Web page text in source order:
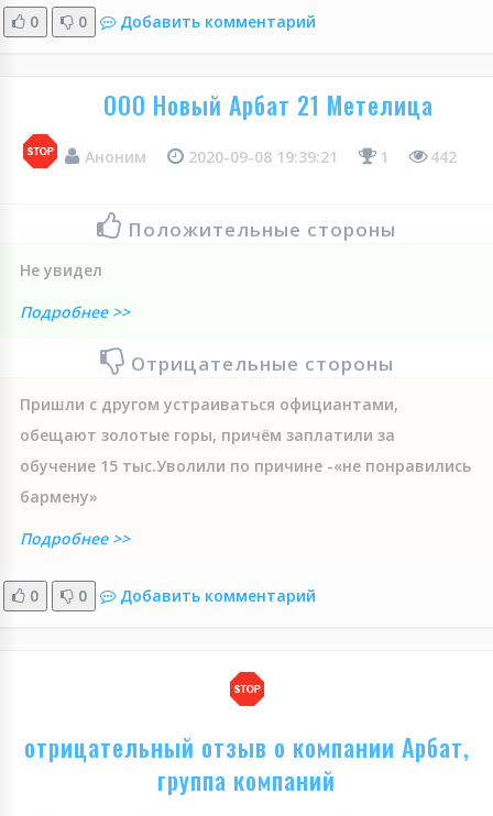
0 0 Добавить комментарий
ООО Новый Арбат 21 Метелица
Аноним 2020-09-08 19:39:21 1 442
Положительные стороны
Не увидел
Подробнее >>
Отрицательные стороны
Пришли с другом устраиваться официантами,
обещают золотые горы, причём заплатили за
обучение 15 тыс.Уволили по причине -«не понравились
бармену»
Подробнее >>
0 0 Добавить комментарий
отрицательный отзыв о компании Арбат,
группа компаний